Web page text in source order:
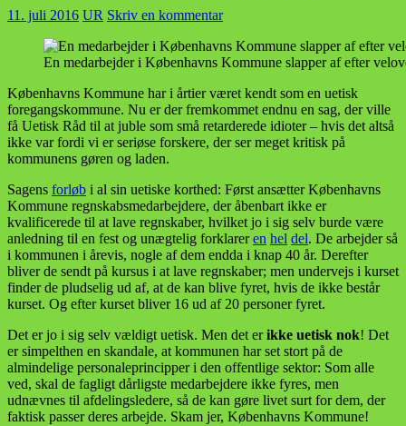
11. juli 2016 UR Skriv en kommentar
En medarbejder i Københavns Kommune slapper af efter
Københavns Kommune har i årtier været kendt som en uetisk
foregangskommune. Nu er der fremkommet endnu en sag, der ville
få Uetisk Råd til at juble som små retarderede idioter – hvis det altså
ikke var fordi vi er seriøse forskere, der ser meget kritisk på
kommunens gøren og laden.
Sagens forløb i al sin uetiske korthed: Først ansætter Københavns
Kommune regnskabsmedarbejdere, der åbenbart ikke er
kvalificerede til at lave regnskaber, hvilket jo i sig selv burde være
anledning til en fest og unægtelig forklareren hel del. De arbejder så
i kommunen i årevis, nogle af dem endda i knap 40 år. Derefter
bliver de sendt på kursus i at lave regnskaber; men undervejs i kurset
finder de pludselig ud af, at de kan blive fyret, hvis de ikke består
kurset. Og efter kurset bliver 16 ud af 20 personer fyret.
Det er jo i sig selv vældigt uetisk. Men det erikke uetisk nok! Det
er simpelthen en skandale, at kommunen har set stort på de
almindelige personaleprincipper i den offentlige sektor: Som alle
ved, skal de fagligt dårligste medarbejdere ikke fyres, men
udnævnes til afdelingsledere, så de kan gøre livet surt for dem, der
faktisk passer deres arbejde. Skam jer, Københavns Kommune!